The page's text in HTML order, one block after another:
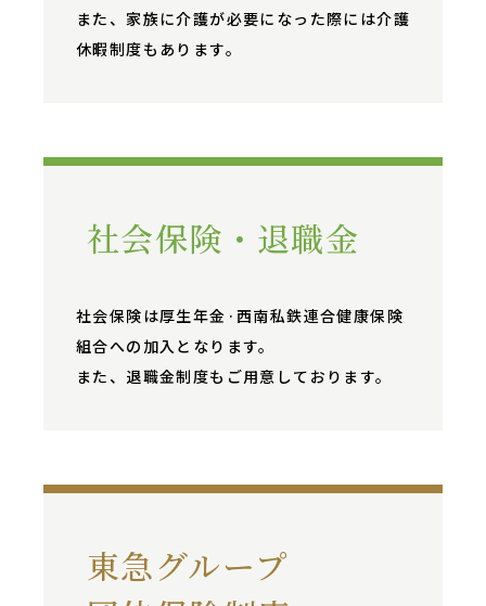
また、家族に介護が必要になった際には介護
休暇制度もあります。
社会保険・退職金
社会保険は厚生年金·西南私鉄連合健康保険
組合への加入となります。
また、退職金制度もご用意しております。
東急グループ